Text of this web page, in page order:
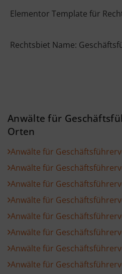
Elementor Template für
Rechtsbiet Name:
Anwälte für
Orten
Anwälte für
Anwälte für
Anwälte für
Anwälte für
Anwälte für
Anwälte für
Anwälte für
Anwälte für